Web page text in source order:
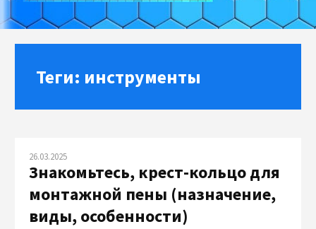
Теги: инструменты
26.03.2025
Знакомьтесь, крест-кольцо для
монтажной пены (назначение,
виды, особенности)